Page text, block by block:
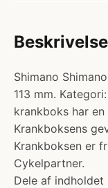
Beskrivelse
Shimano
113 mm.
krankboks har
Krankboksens
Krankboksen er
Cykelpartner.
Dele af